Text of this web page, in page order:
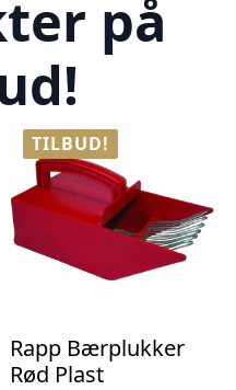
på
TILBUD!
Rapp Bærplukker
Rød Plast